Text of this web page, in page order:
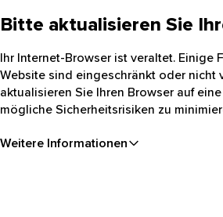
Bitte aktualisieren Sie
Ihr Internet-Browser ist veraltet. Einige
Website sind eingeschränkt oder nicht
aktualisieren Sie Ihren Browser auf
mögliche Sicherheitsrisiken zu
Weitere Informationen